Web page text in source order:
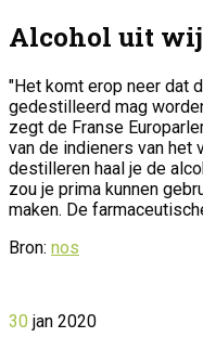
Alcohol uit
"Het komt erop neer dat
gedestilleerd mag
zegt de Franse
van de indieners van het
destilleren haal je de
zou je prima kunnen
maken. De farmaceutische
Bron: nos
30 jan 2020